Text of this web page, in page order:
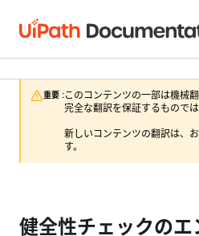
重要 :このコンテンツの一部は機械
完全な翻訳を保証するものでは
新しいコンテンツの翻訳は、
す。
健全性チェックのエ